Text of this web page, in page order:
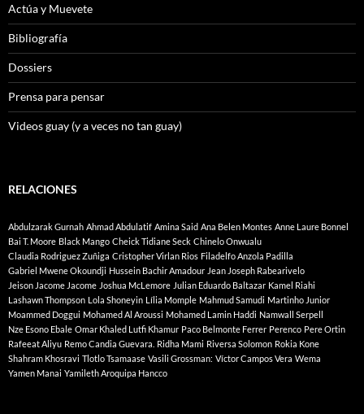
Actúa y Muevete
Bibliografía
Dossiers
Prensa para pensar
Videos guay (y a veces no tan guay)
RELACIONES
Abdulzarak Gurnah Ahmad Abdulatif Amina Said Ana Belen Montes Anne Laure Bonnel
Bai T. Moore Black Mango Cheick Tidiane Seck Chinelo Onwualu
Claudia Rodriguez Zuñiga Cristopher Virlan Rios Filadelfo Anzola Padilla
Gabriel Mwene Okoundji Hussein Bachir Amadour Jean Joseph Rabearivelo
Jeison Jacome Jacome Joshua McLemore Julian Eduardo Baltazar Kamel Riahi
Lashawn Thompson Lola Shoneyin Lília Momple Mahmud Samudi Martinho Junior
Moammed Doggui Mohamed Al Aroussi Mohamed Lamin Haddi Namwall Serpell
Nze Esono Ebale Omar Khaled Lutfi Khamur Paco Belmonte Ferrer Perenco Pere Ortin
Rafeeat Aliyu Remo Candia Guevara. Ridha Mami Riversa Solomon Rokia Kone
Shahram Khosravi Tlotlo Tsamaase Vasili Grossman: Víctor Campos Vera Wema
Yamen Manai Yamileth Aroquipa Hancco